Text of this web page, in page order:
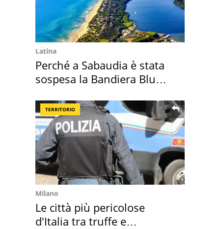
Latina
Perché a Sabaudia è stata
sospesa la Bandiera Blu
TERRITORIO
Milano
Le città più pericolose
d'Italia tra truffe e